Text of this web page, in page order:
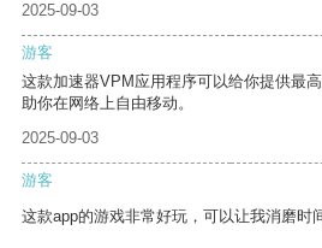
2025-09-03
游客
这款加速器VPM应用程序可以给你提供最
助你在网络上自由移动。
2025-09-03
游客
这款app的游戏非常好玩，可以让我消磨时